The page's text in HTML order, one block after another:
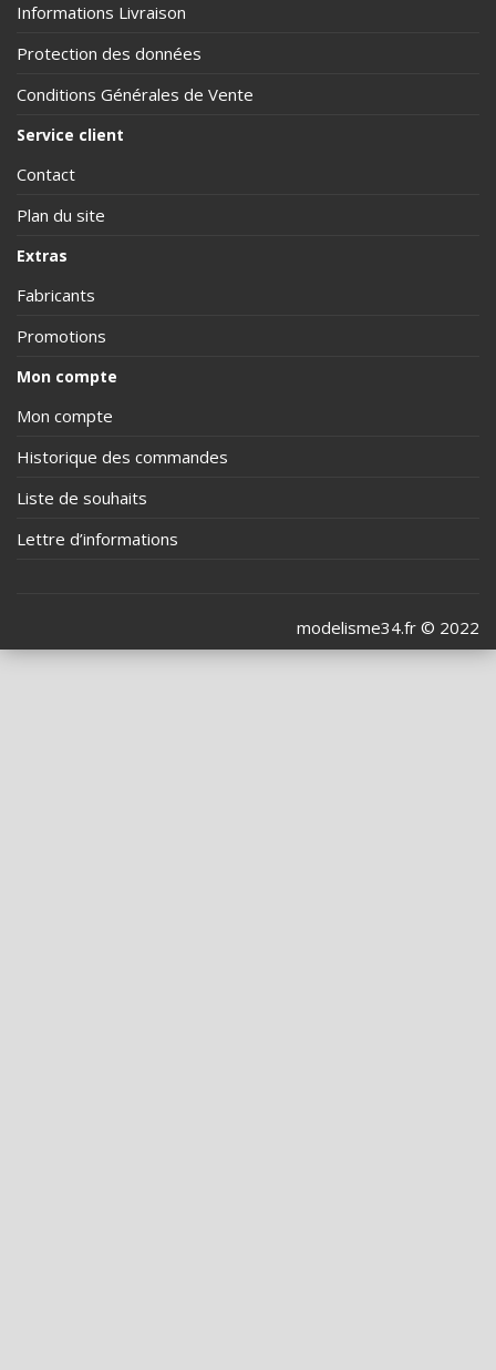
Informations Livraison
Protection des données
Conditions Générales de Vente
Service client
Contact
Plan du site
Extras
Fabricants
Promotions
Mon compte
Mon compte
Historique des commandes
Liste de souhaits
Lettre d’informations
modelisme34.fr © 2022